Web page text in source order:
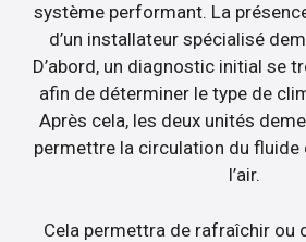
système performant. La
d’un installateur spécialisé
D’abord, un diagnostic initial se
afin de déterminer le type de
Après cela, les deux unités
permettre la circulation du
l’air.
Cela permettra de rafraîchir ou